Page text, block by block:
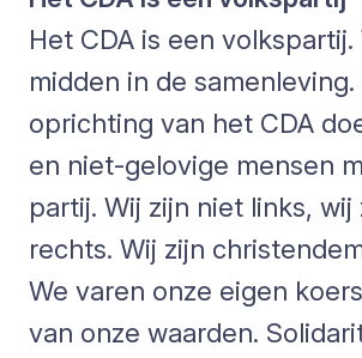
Het CDA is een volkspartij.
midden in de samenleving.
oprichting van het CDA
en niet-gelovige mensen
partij. Wij zijn niet links, wij
rechts. Wij zijn
We varen onze eigen
van onze waarden.